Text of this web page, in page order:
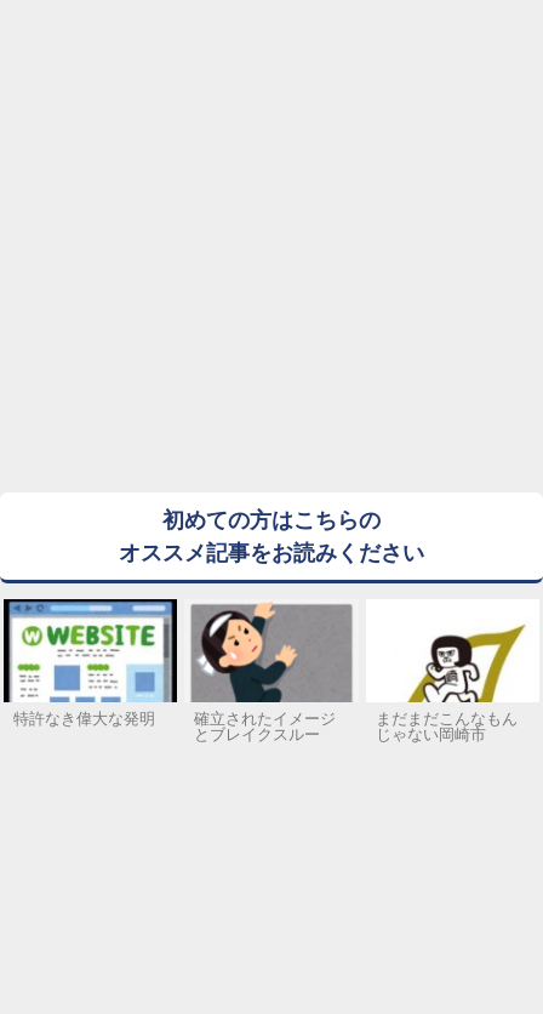
初めての方はこちらの
オススメ記事をお読みください
特許なき偉大な発明 確立されたイメージ
とブレイクスルー
まだまだこんなもん
じゃない岡崎市